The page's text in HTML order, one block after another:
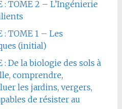
: TOME 2 – L’Ingénierie
: TOME 1 – Les
(initial)
: De la biologie des sols à
comprendre,
les jardins, vergers,
de résister au